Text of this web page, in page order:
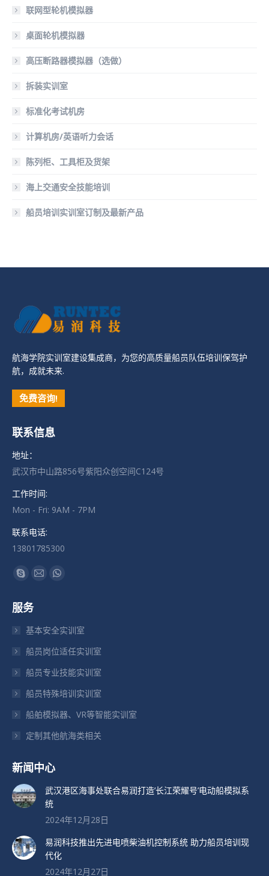
联网型轮机模拟器
桌面轮机模拟器
高压断路器模拟器（选做）
拆装实训室
标准化考试机房
计算机房/英语听力会话
陈列柜、工具柜及货架
海上交通安全技能培训
船员培训实训室订制及最新产品
航海学院实训室建设集成商，为您的高质量船员队伍培训保驾护
航，成就未来.
免费咨询!
联系信息
地址：
武汉市中山路856号紫阳众创空间C124号
工作时间:
Mon - Fri: 9AM - 7PM
联系电话:
13801785300
找到我们：
Skype
在
新
口
中
打
Mail
新
口
中
打
Whatsapp
新
口
中
打
服务
基本安全实训室
船员岗位适任实训室
船员专业技能实训室
船员特殊培训实训室
船舶模拟器、VR等智能实训室
定制其他航海类相关
新闻中心
武汉港区海事处联合易润打造’长江荣耀号’电动船模拟系
统
2024年12月28日
易润科技推出先进电喷柴油机控制系统 助力船员培训现
代化
2024年12月27日